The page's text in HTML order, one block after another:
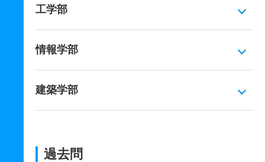
工学部
情報学部
建築学部
過去問